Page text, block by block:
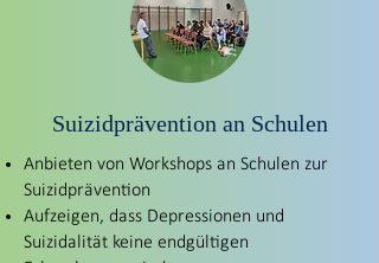
Suizidprävention an Schulen
Anbieten von Workshops an Schulen zur
Suizidprävention
Aufzeigen, dass Depressionen und
Suizidalität keine endgültigen